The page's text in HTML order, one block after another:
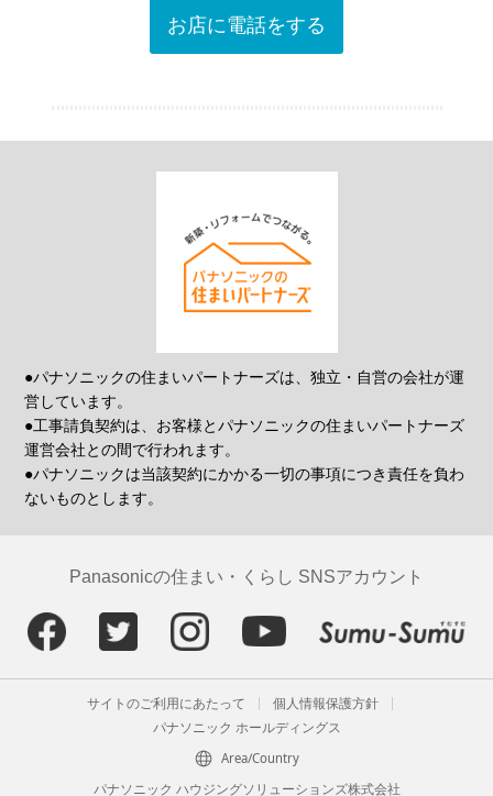
お店に電話をする
●パナソニックの住まいパートナーズは、独立・自営の会社が運
営しています。
●工事請負契約は、お客様とパナソニックの住まいパートナーズ
運営会社との間で行われます。
●パナソニックは当該契約にかかる一切の事項につき責任を負わ
ないものとします。
Panasonicの住まい・くらし SNSアカウント
サイトのご利用にあたって
個人情報保護方針
パナソニック ホールディングス
Area/Country
パナソニック ハウジングソリューションズ株式会社